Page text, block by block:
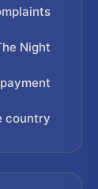
Night
country